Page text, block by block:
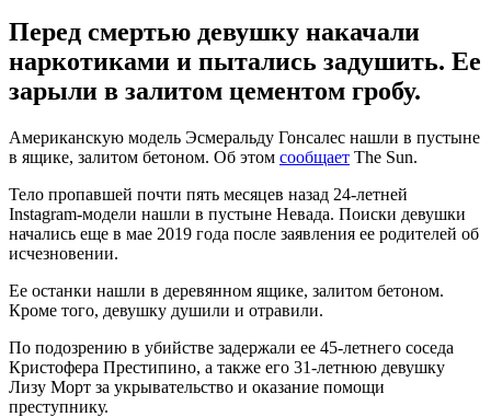
Перед смертью девушку накачали
наркотиками и пытались задушить. Ее
зарыли в залитом цементом гробу.
Американскую модель Эсмеральду Гонсалес нашли в пустыне
в ящике, залитом бетоном. Об этом сообщает The Sun.
Тело пропавшей почти пять месяцев назад 24-летней
Instagram-модели нашли в пустыне Невада. Поиски девушки
начались еще в мае 2019 года после заявления ее родителей об
исчезновении.
Ее останки нашли в деревянном ящике, залитом бетоном.
Кроме того, девушку душили и отравили.
По подозрению в убийстве задержали ее 45-летнего соседа
Кристофера Престипино, а также его 31-летнюю девушку
Лизу Морт за укрывательство и оказание помощи
преступнику.